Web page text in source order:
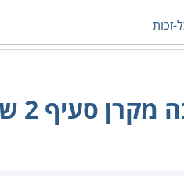
ועידת התביעות